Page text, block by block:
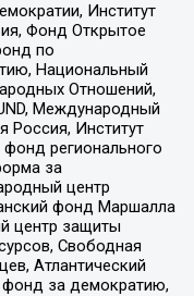
Институт
Фонд Открытое
по
Национальный
Отношений,
Международный
Россия, Институт
регионального
за
центр
фонд Маршалла
центр защиты
Свободная
Атлантический
фонд за демократию,